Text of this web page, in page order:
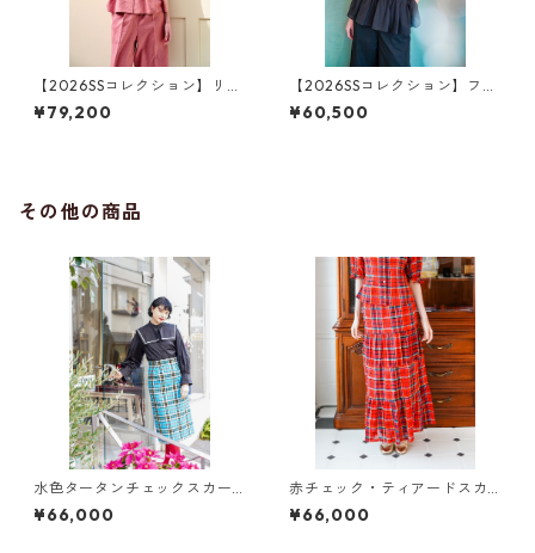
【2026SSコレクション】リネ
ンジレ ピンク
¥79,200
【2026SSコレクション】フリ
ル・ショートスリーブトップ
ス ブラック（透け感）
¥60,500
その他の商品
水色タータンチェックスカー
ト
¥66,000
赤チェック・ティアードスカ
ート
¥66,000